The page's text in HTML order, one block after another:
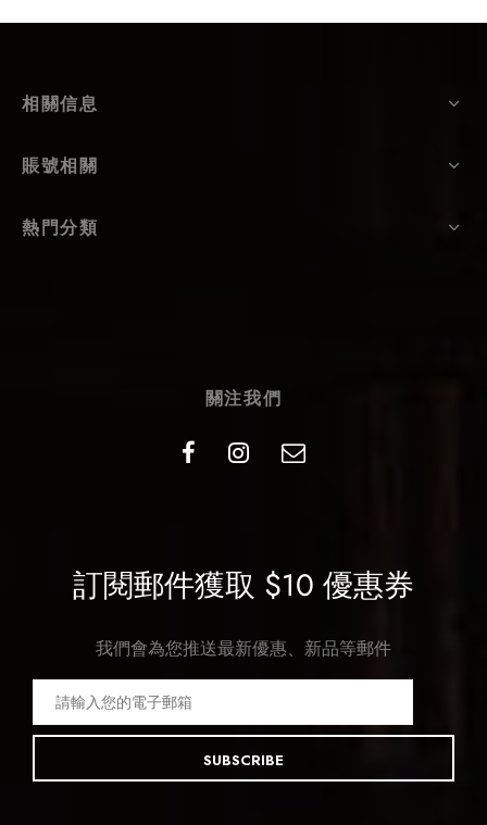
相關信息
賬號相關
熱門分類
關注我們
訂閱郵件獲取 $10 優惠券
我們會為您推送最新優惠、新品等郵件
SUBSCRIBE